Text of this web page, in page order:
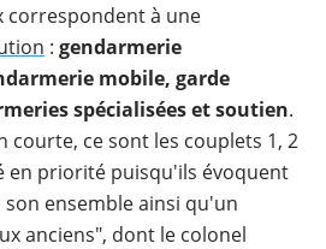
correspondent à une
: gendarmerie
mobile, garde
spécialisées et soutien.
courte, ce sont les couplets 1, 2
en priorité puisqu'ils évoquent
son ensemble ainsi qu'un
anciens", dont le colonel